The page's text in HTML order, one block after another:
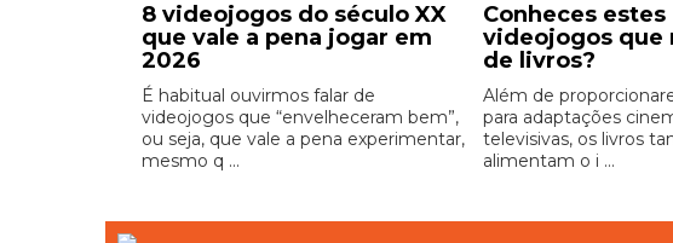
8 videojogos do século XX
que vale a pena jogar em
2026
É habitual ouvirmos falar de
videojogos que “envelheceram bem”,
ou seja, que vale a pena experimentar,
mesmo q ...
Conheces estes
videojogos que
de livros?
Além de
para adaptações
televisivas, os livros
alimentam o i ...